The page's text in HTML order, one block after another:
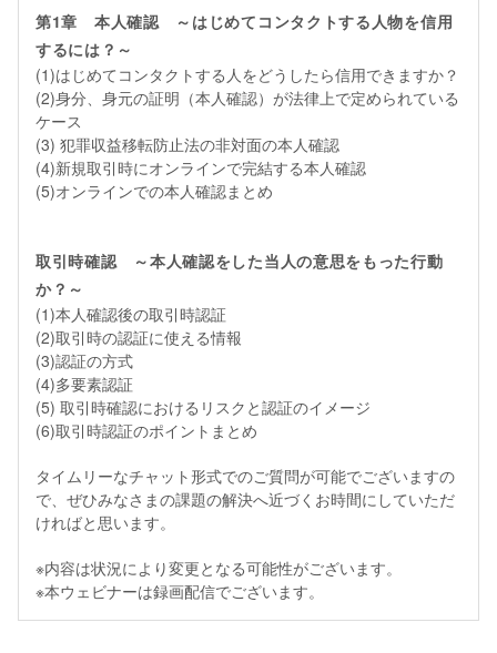
第1章 本人確認 ～はじめてコンタクトする人物を信用
するには？～
(1)はじめてコンタクトする人をどうしたら信用できますか？
(2)身分、身元の証明（本人確認）が法律上で定められている
ケース
(3) 犯罪収益移転防止法の非対面の本人確認
(4)新規取引時にオンラインで完結する本人確認
(5)オンラインでの本人確認まとめ
取引時確認 ～本人確認をした当人の意思をもった行動
か？～
(1)本人確認後の取引時認証
(2)取引時の認証に使える情報
(3)認証の方式
(4)多要素認証
(5) 取引時確認におけるリスクと認証のイメージ
(6)取引時認証のポイントまとめ
タイムリーなチャット形式でのご質問が可能でございますの
で、ぜひみなさまの課題の解決へ近づくお時間にしていただ
ければと思います。
※内容は状況により変更となる可能性がございます。
※本ウェビナーは録画配信でございます。